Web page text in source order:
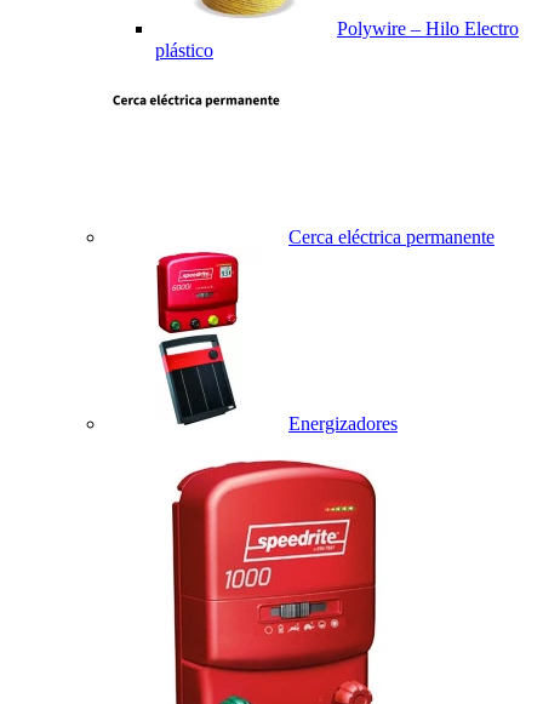
Polywire – Hilo Electro
plástico
Cerca eléctrica permanente
Energizadores